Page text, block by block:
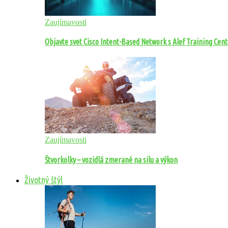
Zaujímavosti
Objavte svet Cisco Intent-Based Network s Alef Training
Zaujímavosti
Štvorkolky – vozidlá zmerané na silu a výkon
Životný štýl